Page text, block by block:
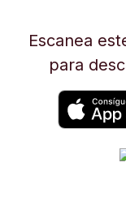
Escanea
para